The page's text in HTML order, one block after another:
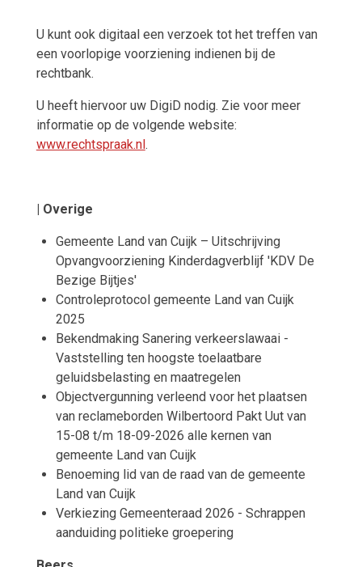
U kunt ook digitaal een verzoek tot het treffen van
een voorlopige voorziening indienen bij de
rechtbank.
U heeft hiervoor uw DigiD nodig. Zie voor meer
informatie op de volgende website:
www.rechtspraak.nl.
| Overige
Gemeente Land van Cuijk – Uitschrijving
Opvangvoorziening Kinderdagverblijf 'KDV De
Bezige Bijtjes'
Controleprotocol gemeente Land van Cuijk
2025
Bekendmaking Sanering verkeerslawaai -
Vaststelling ten hoogste toelaatbare
geluidsbelasting en maatregelen
Objectvergunning verleend voor het plaatsen
van reclameborden Wilbertoord Pakt Uut van
15-08 t/m 18-09-2026 alle kernen van
gemeente Land van Cuijk
Benoeming lid van de raad van de gemeente
Land van Cuijk
Verkiezing Gemeenteraad 2026 - Schrappen
aanduiding politieke groepering